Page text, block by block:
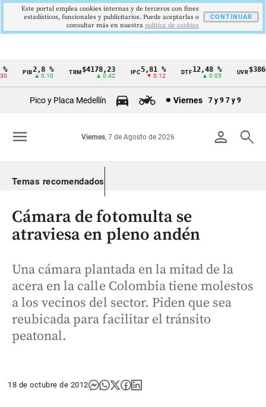
Cintillo
Colombia
PIB2,8 %
▲ 0.10
TRM$4178,23
▲ 0.42
5,81 %
▼ 0.12
DTF12,48 %
▲ 0.05
UVR
Pico y Placa Medellín Viernes 7 y 9 7 y 9
person search
Viernes, 7 de Agosto de 2026
menu
Temas recomendados
Cámara de fotomulta se
atraviesa en pleno andén
Una cámara plantada en la mitad de la
acera en la calle Colombia tiene molestos
a los vecinos del sector. Piden que sea
reubicada para facilitar el tránsito
peatonal.
18 de octubre de 2012
Este portal emplea cookies internas y de terceros con fines
estadísticos, funcionales y publicitarios. Puede aceptarlas o
consultar más en nuestra politica de cookies
CONTINUAR